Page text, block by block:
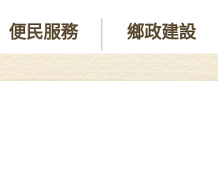
便民服務 鄉政建設